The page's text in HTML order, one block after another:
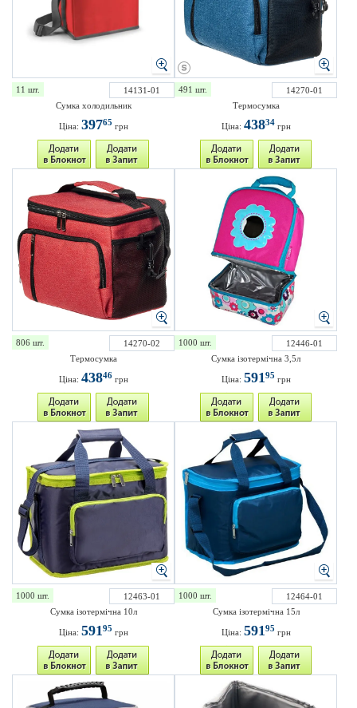
11 шт.
14131-01
Сумка холодильник
Ціна: 39765 грн
491 шт.
14270-01
Термосумка
Ціна: 43834грн
806 шт.
14270-02
Термосумка
Ціна: 43846грн
1000 шт.
12446-01
Сумка ізотермічна 3,5л
Ціна: 59195 грн
1000 шт.
12463-01
Сумка ізотермічна 10л
Ціна: 59195 грн
1000 шт.
12464-01
Сумка ізотермічна 15л
Ціна: 59195 грн